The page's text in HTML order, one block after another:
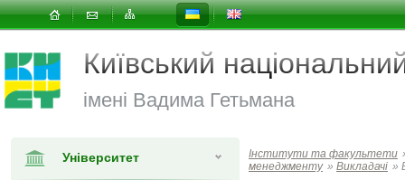
Київський
імені Вадима Гетьмана
Університет Інститути та факультети
менеджменту » Викладачі »